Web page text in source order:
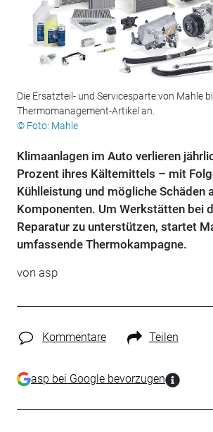
Die Ersatzteil- und Servicesparte von Mahle
Thermomanagement-Artikel an.
© Foto: Mahle
Klimaanlagen im Auto verlieren
Prozent ihres Kältemittels – mit
Kühlleistung und mögliche Schäden
Komponenten. Um Werkstätten bei
Reparatur zu unterstützen, startet
umfassende Thermokampagne.
von asp
Kommentare Teilen
asp bei Google bevorzugen